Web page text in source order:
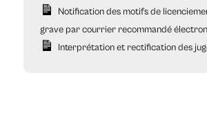
Notification des motifs de
grave par courrier recommandé
Interprétation et rectification des